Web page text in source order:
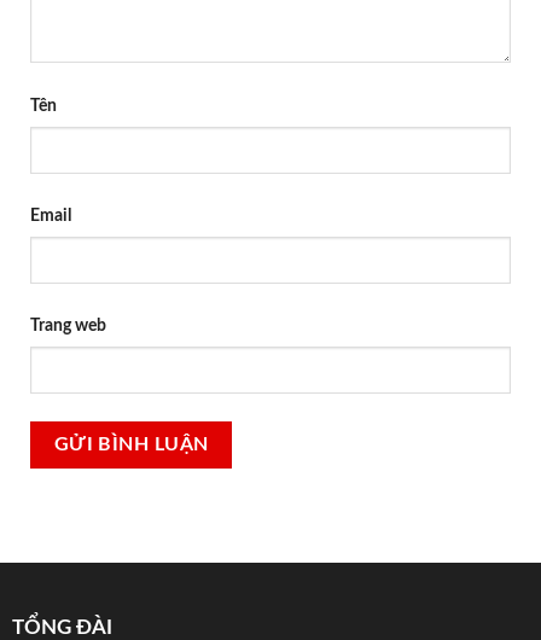
Tên
Email
Trang web
TỔNG ĐÀI